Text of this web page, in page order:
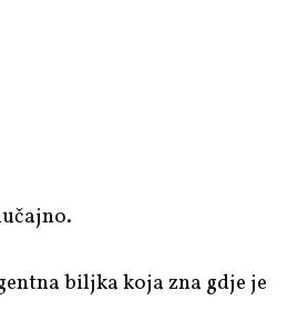
biljka koja zna gdje je